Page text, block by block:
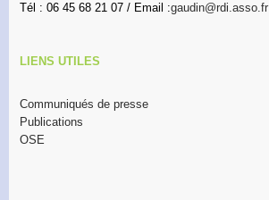
Tél : 06 45 68 21 07 / Email :gaudin@rdi.asso.fr
LIENS UTILES
Communiqués de presse
Publications
OSE